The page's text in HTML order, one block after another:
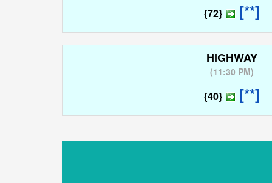
{72} [**]
HIGHWAY
(11:30 PM)
{40} [**]